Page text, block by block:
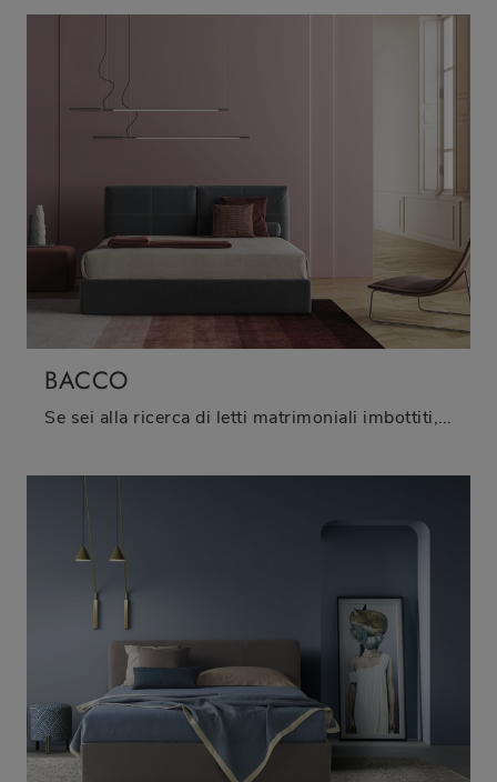
BACCO
Se sei alla ricerca di letti matrimoniali imbottiti, eccoti il modello Bacco in tessuto per arricchire la camera da letto.